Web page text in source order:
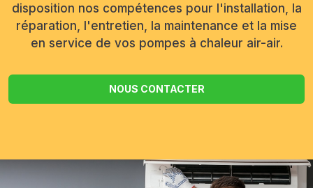
disposition nos compétences pour l'installation, la
réparation, l'entretien, la maintenance et la mise
en service de vos pompes à chaleur air-air.
NOUS CONTACTER